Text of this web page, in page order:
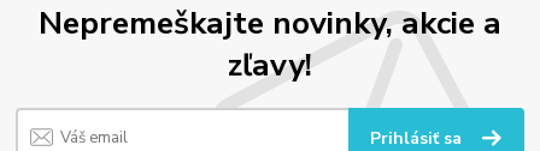
Nepremeškajte novinky, akcie a
zľavy!
Prihlásiť sa